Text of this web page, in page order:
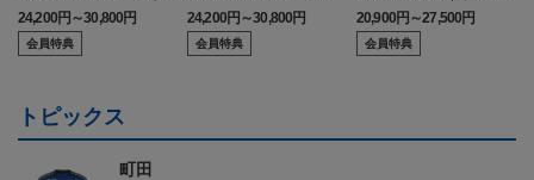
ム
24,200円～30,800円
会員特典
ーム
24,200円～30,800円
会員特典
フォーム
20,900円～27,500円
会員特典
トピックス
町田